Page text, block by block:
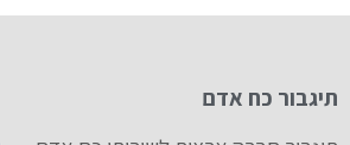
תיגבור כח אדם